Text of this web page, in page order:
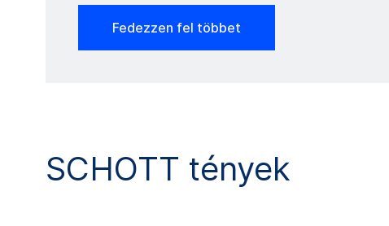
Fedezzen fel többet
SCHOTT tények